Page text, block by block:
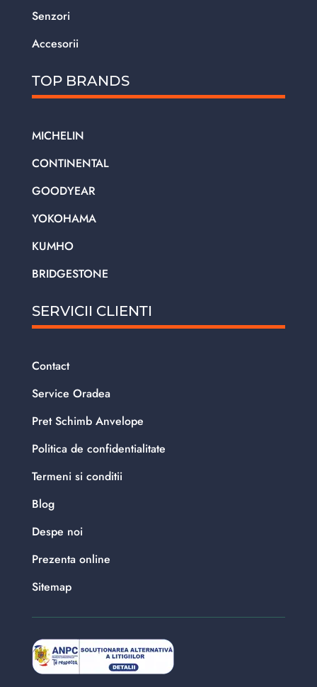
Senzori
Accesorii
TOP BRANDS
MICHELIN
CONTINENTAL
GOODYEAR
YOKOHAMA
KUMHO
BRIDGESTONE
SERVICII CLIENTI
Contact
Service Oradea
Pret Schimb Anvelope
Politica de confidentialitate
Termeni si conditii
Blog
Despe noi
Prezenta online
Sitemap